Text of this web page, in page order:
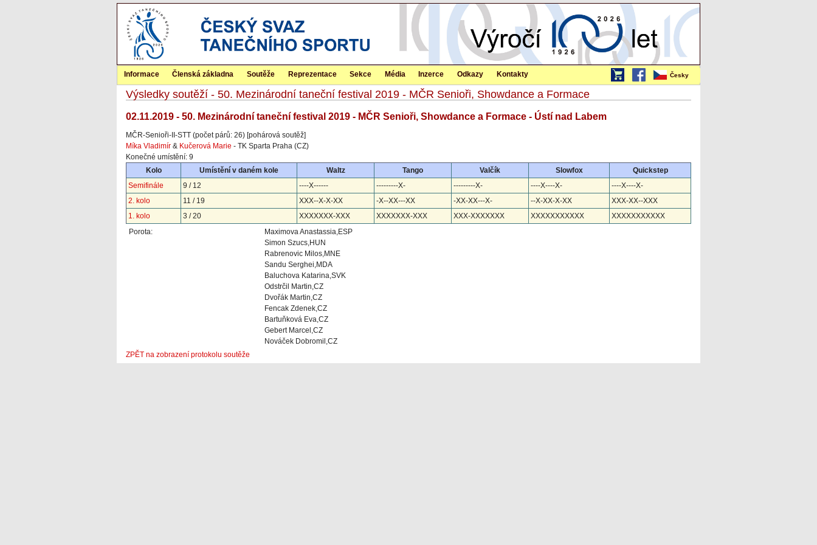
Česky
Informace Členská základna Soutěže Reprezentace Sekce Média Inzerce Odkazy Kontakty
Výsledky soutěží - 50. Mezinárodní taneční festival 2019 - MČR Senioři, Showdance a Formace
02.11.2019 - 50. Mezinárodní taneční festival 2019 - MČR Senioři, Showdance a Formace - Ústí nad Labem
MČR-Senioři-II-STT (počet párů: 26) [pohárová soutěž]
Míka Vladimír & Kučerová Marie - TK Sparta Praha (CZ)
Konečné umístění: 9
Kolo
Umístění v daném kole Waltz Tango Valčík Slowfox
Quickstep
Semifinále
9 / 12 ----X------ ---------X- ---------X- ----X----X-
----X----X-
2. kolo
11 / 19 XXX--X-X-XX -X--XX---XX -XX-XX---X- --X-XX-X-XX
XXX-XX--XXX
1. kolo
3 / 20 XXXXXXX-XXX XXXXXXX-XXX XXX-XXXXXXX XXXXXXXXXXX
XXXXXXXXXXX
Porota:
Maximova Anastassia,ESP
Simon Szucs,HUN
Rabrenovic Milos,MNE
Sandu Serghei,MDA
Baluchova Katarina,SVK
Odstrčil Martin,CZ
Dvořák Martin,CZ
Fencak Zdenek,CZ
Bartuňková Eva,CZ
Gebert Marcel,CZ
Nováček Dobromil,CZ
ZPĚT na zobrazení protokolu soutěže